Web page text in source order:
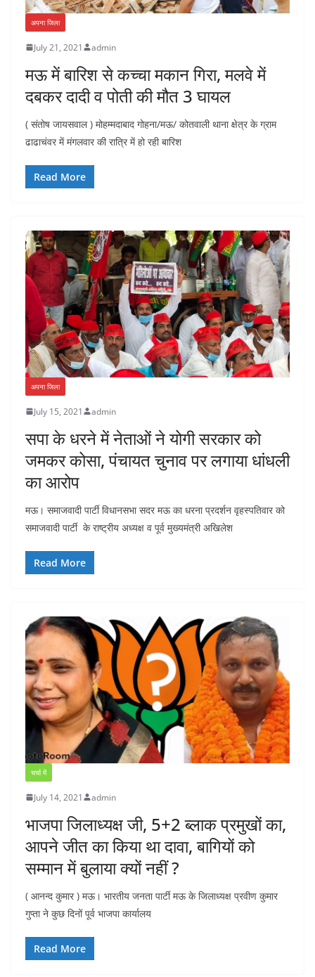
अपना जिला
July 21, 2021 admin
मऊ में बारिश से कच्चा मकान गिरा, मलवे में
दबकर दादी व पोती की मौत 3 घायल
( संतोष जायसवाल ) मोहम्मदाबाद गोहना/मऊ/ कोतवाली थाना क्षेत्र के ग्राम
ढाढाचंवर में मंगलवार की रात्रि में हो रही बारिश
Read More
अपना जिला
July 15, 2021 admin
सपा के धरने में नेताओं ने योगी सरकार को
जमकर कोसा, पंचायत चुनाव पर लगाया धांधली
का आरोप
मऊ। समाजवादी पार्टी विधानसभा सदर मऊ का धरना प्रदर्शन वृहस्पतिवार को
समाजवादी पार्टी के राष्ट्रीय अध्यक्ष व पूर्व मुख्यमंत्री अखिलेश
Read More
चर्चा में
July 14, 2021 admin
भाजपा जिलाध्यक्ष जी, 5+2 ब्लाक प्रमुखों का,
आपने जीत का किया था दावा, बागियों को
सम्मान में बुलाया क्यों नहीं ?
( आनन्द कुमार ) मऊ। भारतीय जनता पार्टी मऊ के जिलाध्यक्ष प्रवीण कुमार
गुप्ता ने कुछ दिनों पूर्व भाजपा कार्यालय
Read More